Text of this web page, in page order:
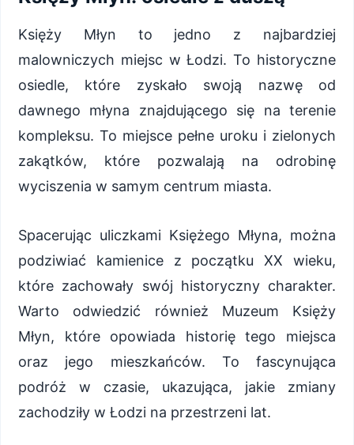
Księży Młyn to jedno z najbardziej
malowniczych miejsc w Łodzi. To historyczne
osiedle, które zyskało swoją nazwę od
dawnego młyna znajdującego się na terenie
kompleksu. To miejsce pełne uroku i zielonych
zakątków, które pozwalają na odrobinę
wyciszenia w samym centrum miasta.
Spacerując uliczkami Księżego Młyna, można
podziwiać kamienice z początku XX wieku,
które zachowały swój historyczny charakter.
Warto odwiedzić również Muzeum Księży
Młyn, które opowiada historię tego miejsca
oraz jego mieszkańców. To fascynująca
podróż w czasie, ukazująca, jakie zmiany
zachodziły w Łodzi na przestrzeni lat.